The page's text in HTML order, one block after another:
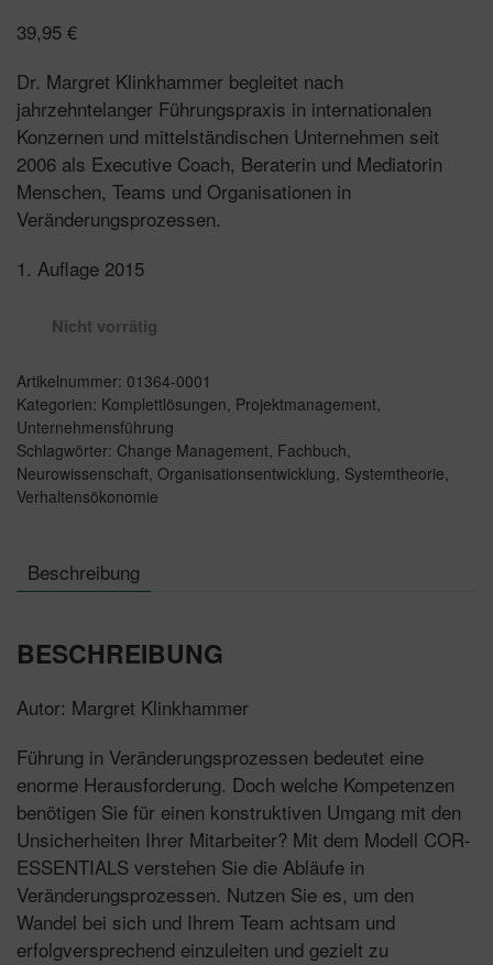
39,95 €
Dr. Margret Klinkhammer begleitet nach
jahrzehntelanger Führungspraxis in internationalen
Konzernen und mittelständischen Unternehmen seit
2006 als Executive Coach, Beraterin und Mediatorin
Menschen, Teams und Organisationen in
Veränderungsprozessen.
1. Auflage 2015
Nicht vorrätig
Artikelnummer: 01364-0001
Kategorien: Komplettlösungen, Projektmanagement,
Unternehmensführung
Schlagwörter: Change Management, Fachbuch,
Neurowissenschaft, Organisationsentwicklung, Systemtheorie,
Verhaltensökonomie
Beschreibung
BESCHREIBUNG
Autor: Margret Klinkhammer
Führung in Veränderungsprozessen bedeutet eine
enorme Herausforderung. Doch welche Kompetenzen
benötigen Sie für einen konstruktiven Umgang mit den
Unsicherheiten Ihrer Mitarbeiter? Mit dem Modell COR-
ESSENTIALS verstehen Sie die Abläufe in
Veränderungsprozessen. Nutzen Sie es, um den
Wandel bei sich und Ihrem Team achtsam und
erfolgversprechend einzuleiten und gezielt zu